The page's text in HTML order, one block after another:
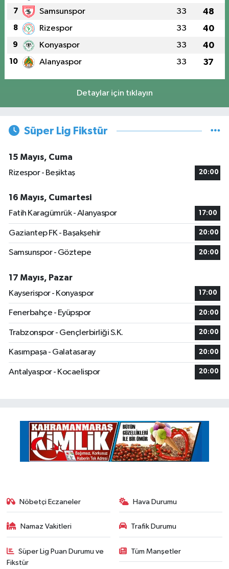
7 Samsunspor 33 48
8 Rizespor 33 40
9 Konyaspor 33 40
10 Alanyaspor 33 37
Detaylar için tıklayın
Süper Lig Fikstür
15 Mayıs, Cuma
Rizespor - Beşiktaş
20:00
16 Mayıs, Cumartesi
Fatih Karagümrük - Alanyaspor
17:00
Gaziantep FK - Başakşehir 20:00
Samsunspor - Göztepe 20:00
17 Mayıs, Pazar
Kayserispor - Konyaspor
17:00
Fenerbahçe - Eyüpspor 20:00
Trabzonspor - Gençlerbirliği S.K. 20:00
Kasımpaşa - Galatasaray 20:00
Antalyaspor - Kocaelispor 20:00
Nöbetçi Eczaneler Hava Durumu
Namaz Vakitleri Trafik Durumu
Süper Lig Puan Durumu ve
Fikstür
Tüm Manşetler